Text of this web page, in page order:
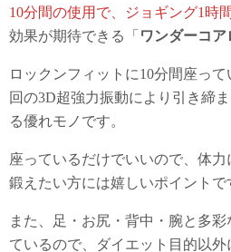
10分間の使用で、ジョギング1時
効果が期待できる「 ワンダーコア
ロックンフィットに10分間座っ
回の3D超強力振動により引き締
る優れモノです。
座っているだけでいいので、体
鍛えたい方には嬉しいポイントで
また、足・お尻・背中・腕と多
ているので、ダイエット目的以